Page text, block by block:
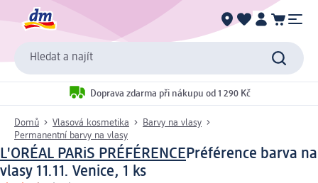
Hledat a najít
Doprava zdarma při nákupu od 1 290 Kč
Domů Vlasová kosmetika
Barvy na vlasy
Permanentní barvy na vlasy
L'ORÉAL PARiS PRÉFÉRENCEPréférence barva na
vlasy 11.11. Venice, 1 ks